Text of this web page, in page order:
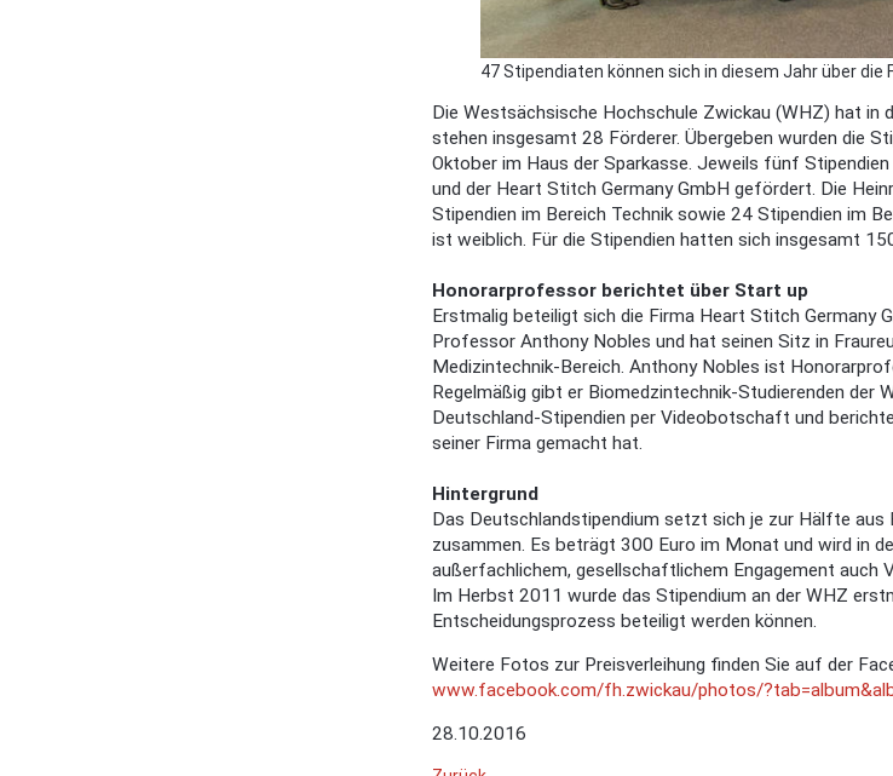
47 Stipendiaten können sich in diesem Jahr über die
Die Westsächsische Hochschule Zwickau (WHZ) hat in
stehen insgesamt 28 Förderer. Übergeben wurden die
Oktober im Haus der Sparkasse. Jeweils fünf
und der Heart Stitch Germany GmbH gefördert. Die
Stipendien im Bereich Technik sowie 24 Stipendien im
ist weiblich. Für die Stipendien hatten sich insgesamt
Honorarprofessor berichtet über Start up
Erstmalig beteiligt sich die Firma Heart Stitch Germany
Professor Anthony Nobles und hat seinen Sitz in
Medizintechnik-Bereich. Anthony Nobles ist
Regelmäßig gibt er Biomedzintechnik-Studierenden der
Deutschland-Stipendien per Videobotschaft und
seiner Firma gemacht hat.
Hintergrund
Das Deutschlandstipendium setzt sich je zur Hälfte
zusammen. Es beträgt 300 Euro im Monat und wird in
außerfachlichem, gesellschaftlichem Engagement
Im Herbst 2011 wurde das Stipendium an der WHZ
Entscheidungsprozess beteiligt werden können.
Weitere Fotos zur Preisverleihung finden Sie auf der
www.facebook.com/fh.zwickau/photos/
28.10.2016